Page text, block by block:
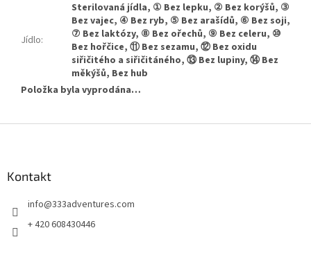
Jídlo:
Sterilovaná jídla, ① Bez lepku, ② Bez korýšů, ③
Bez vajec, ④ Bez ryb, ⑤ Bez arašídů, ⑥ Bez soji,
⑦ Bez laktózy, ⑧ Bez ořechů, ⑨ Bez celeru, ⑩
Bez hořčice, ⑪ Bez sezamu, ⑫ Bez oxidu
siřičitého a siřičitáného, ⑬ Bez lupiny, ⑭ Bez
měkýšů, Bez hub
Položka byla vyprodána…
Kontakt
info@333adventures.com
+ 420 608430446